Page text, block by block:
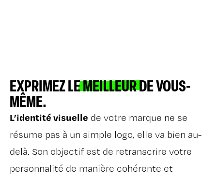
EXPRIMEZ LEMEILLEURDE VOUS-
MÊME.
L’identité visuelle de votre marque ne se
résume pas à un simple logo, elle va bien au-
delà. Son objectif est de retranscrire votre
personnalité de manière cohérente et